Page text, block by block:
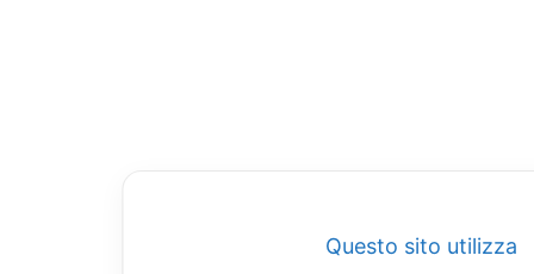
Questo sito utilizza